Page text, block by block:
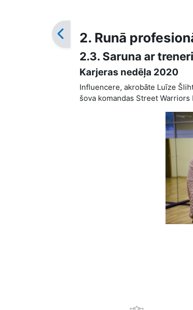
2. Runā
2.3. Saruna ar treneri
Karjeras nedēļa 2020
Influencere, akrobāte Luīze
šova komandas Street Warriors